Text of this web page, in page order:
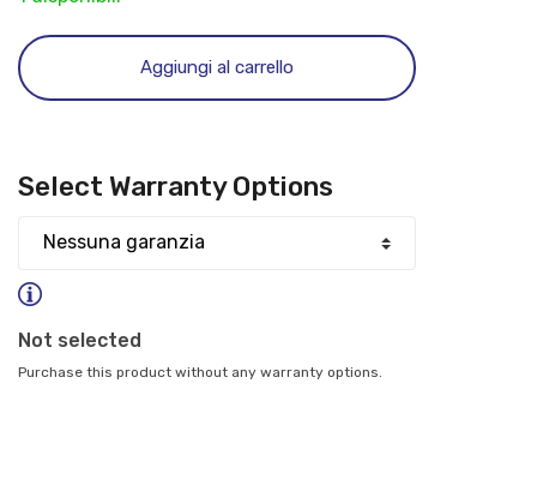
Tv
Philips
HD
Aggiungi al carrello
Select Warranty Options
Not selected
Purchase this product without any warranty options.